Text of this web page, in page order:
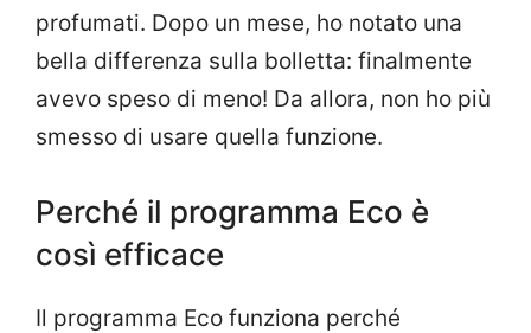
profumati. Dopo un mese, ho notato una
bella differenza sulla bolletta: finalmente
avevo speso di meno! Da allora, non ho più
smesso di usare quella funzione.
Perché il programma Eco è
così efficace
Il programma Eco funziona perché